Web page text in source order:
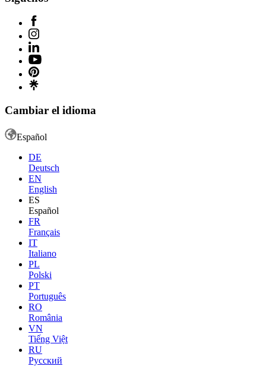
Cambiar el idioma
Español
DE
Deutsch
EN
English
ES
Español
FR
Français
IT
Italiano
PL
Polski
PT
Português
RO
România
VN
Tiếng Việt
RU
Русский